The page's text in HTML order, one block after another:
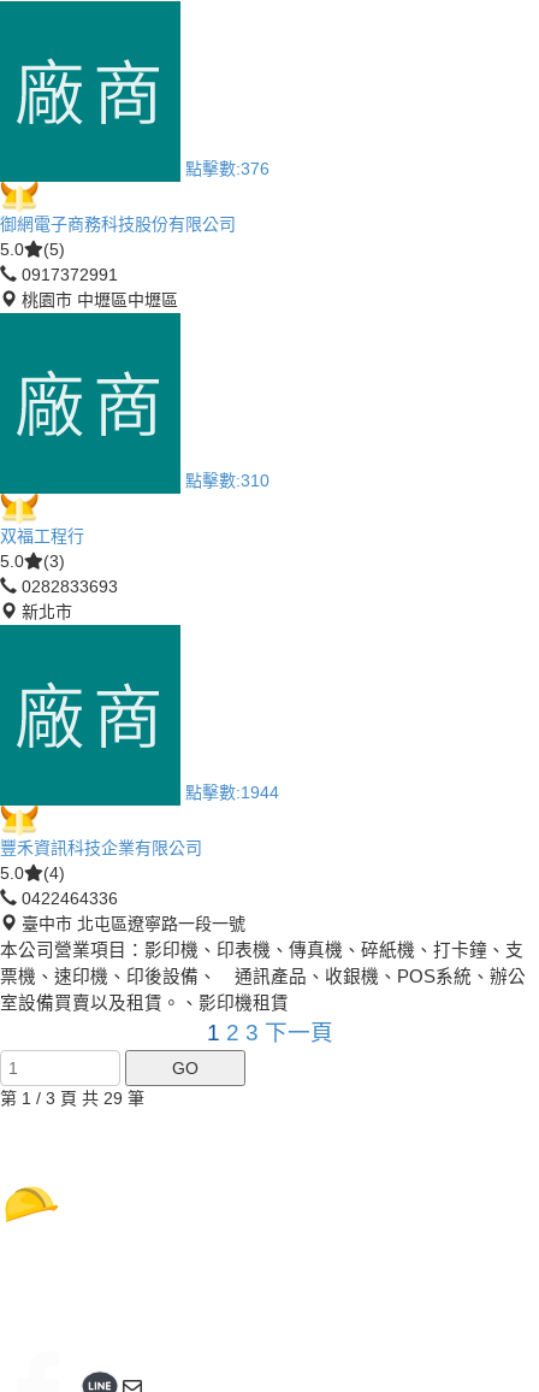
點擊數:376
御網電子商務科技股份有限公司
5.0
(5)
0917372991
桃園市 中壢區中壢區
點擊數:310
双福工程行
5.0
(3)
0282833693
新北市
點擊數:1944
豐禾資訊科技企業有限公司
5.0
(4)
0422464336
臺中市 北屯區遼寧路一段一號
本公司營業項目：影印機、印表機、傳真機、碎紙機、打卡鐘、支
票機、速印機、印後設備、 通訊產品、收銀機、POS系統、辦公
室設備買賣以及租賃。、影印機租賃
1 2 3 下一頁
第 1 / 3 頁 共 29 筆